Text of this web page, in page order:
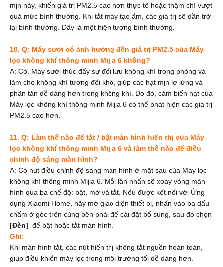
mịn này, khiến giá trị PM2.5 cao hơn thực tế hoặc thậm chí vượt
quá mức bình thường. Khi tắt máy tạo ẩm, các giá trị sẽ dần trở
lại bình thường. Đây là một hiện tượng bình thường.
10. Q: Máy sưởi có ảnh hưởng đến giá trị PM2.5 của Máy
lọc không khí thông minh Mijia 6 không?
A: Có. Máy sưởi thúc đẩy sự đối lưu không khí trong phòng và
làm cho không khí tương đối khô, giúp các hạt mịn lơ lửng và
phân tán dễ dàng hơn trong không khí. Do đó, cảm biến hạt của
Máy lọc không khí thông minh Mijia 6 có thể phát hiện các giá trị
PM2.5 cao hơn.
11. Q: Làm thế nào để tắt / bật màn hình hiển thị của Máy
lọc không khí thông minh Mijia 6 và làm thế nào để điều
chỉnh độ sáng màn hình?
A: Có nút điều chỉnh độ sáng màn hình ở mặt sau của Máy lọc
không khí thông minh Mijia 6. Mỗi lần nhấn sẽ xoay vòng màn
hình qua ba chế độ: bật, mờ và tắt. Nếu được kết nối với Ứng
dụng Xiaomi Home, hãy mở giao diện thiết bị, nhấn vào ba dấu
chấm ở góc trên cùng bên phải để cài đặt bổ sung, sau đó chọn
[Đèn] để bật hoặc tắt màn hình.
Ghi:
Khi màn hình tắt, các nút hiển thị không tắt nguồn hoàn toàn,
giúp điều khiển máy lọc trong môi trường tối dễ dàng hơn.